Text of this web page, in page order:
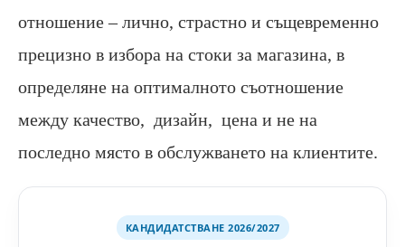
отношение – лично, страстно и същевременно
прецизно в избора на стоки за магазина, в
определяне на оптималното съотношение
между качество, дизайн, цена и не на
последно място в обслужването на клиентите.
КАНДИДАТСТВАНЕ 2026/2027